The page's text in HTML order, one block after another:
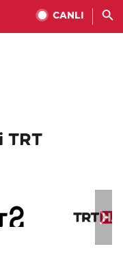
CANLI
TRT